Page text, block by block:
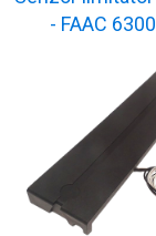
- FAAC